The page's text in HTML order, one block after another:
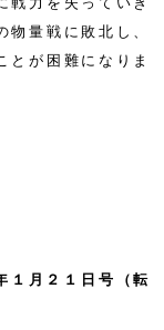
物量戦に敗北し、
とが困難になりま
月２１日号（転